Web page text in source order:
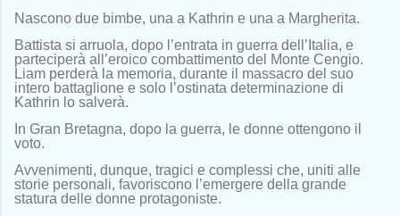
Nascono due bimbe, una a Kathrin e una a Margherita.
Battista si arruola, dopo l’entrata in guerra dell’Italia, e
parteciperà all’eroico combattimento del Monte Cengio.
Liam perderà la memoria, durante il massacro del suo
intero battaglione e solo l’ostinata determinazione di
Kathrin lo salverà.
In Gran Bretagna, dopo la guerra, le donne ottengono il
voto.
Avvenimenti, dunque, tragici e complessi che, uniti alle
storie personali, favoriscono l’emergere della grande
statura delle donne protagoniste.